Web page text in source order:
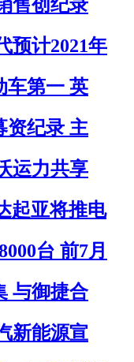
售创纪录
预计2021年
车第一 英
资纪录 主
运力共享
起亚将推电
台 前7月
与御捷合
新能源宣